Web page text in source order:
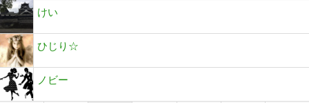
けい
ひじり☆
ノビー